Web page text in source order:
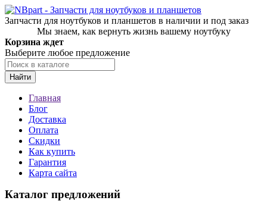
Запчасти для ноутбуков и планшетов в наличии и под заказ
Мы знаем, как вернуть жизнь вашему ноутбуку
Корзина ждет
Выберите любое предложение
Найти
Главная
Блог
Доставка
Оплата
Скидки
Как купить
Гарантия
Карта сайта
Каталог предложений